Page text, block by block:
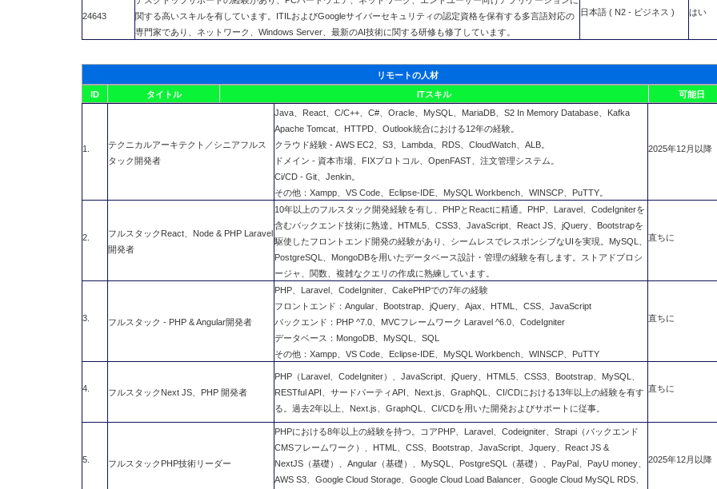
24643
関する高いスキルを有しています。ITILおよびGoogleサイバーセキュリティの認定資格を保有する多言語対応の
専門家であり、ネットワーク、Windows Server、最新のAI技術に関する研修も修了しています。
日本語 ( N2 - ビジネス ) はい
リモートの人材
ID
タイトル ITスキル 可能日
1.
テクニカルアーキテクト／シニアフルス
タック開発者
Java、React、C/C++、C#、Oracle、MySQL、MariaDB、S2 In Memory Database、Kafka
Apache Tomcat、HTTPD、Outlook統合における12年の経験。
クラウド経験 - AWS EC2、S3、Lambda、RDS、CloudWatch、ALB。
ドメイン - 資本市場、FIXプロトコル、OpenFAST、注文管理システム。
Ci/CD - Git、Jenkin。
その他：Xampp、VS Code、Eclipse-IDE、MySQL Workbench、WINSCP、PuTTY。
2025年12月以降
2.
フルスタックReact、Node & PHP Laravel
開発者
10年以上のフルスタック開発経験を有し、PHPとReactに精通。PHP、Laravel、CodeIgniterを
含むバックエンド技術に熟達。HTML5、CSS3、JavaScript、React JS、jQuery、Bootstrapを
駆使したフロントエンド開発の経験があり、シームレスでレスポンシブなUIを実現。MySQL、
PostgreSQL、MongoDBを用いたデータベース設計・管理の経験を有します。ストアドプロシ
ージャ、関数、複雑なクエリの作成に熟練しています。
直ちに
3. フルスタック - PHP & Angular開発者
PHP、Laravel、CodeIgniter、CakePHPでの7年の経験
フロントエンド：Angular、Bootstrap、jQuery、Ajax、HTML、CSS、JavaScript
バックエンド：PHP ^7.0、MVCフレームワーク Laravel ^6.0、CodeIgniter
データベース：MongoDB、MySQL、SQL
その他：Xampp、VS Code、Eclipse-IDE、MySQL Workbench、WINSCP、PuTTY
直ちに
4. フルスタックNext JS、PHP 開発者
PHP（Laravel、CodeIgniter）、JavaScript、jQuery、HTML5、CSS3、Bootstrap、MySQL、
RESTful API、サードパーティAPI、Next.js、GraphQL、CI/CDにおける13年以上の経験を有す
る。過去2年以上、Next.js、GraphQL、CI/CDを用いた開発およびサポートに従事。
直ちに
5. フルスタックPHP技術リーダー
PHPにおける8年以上の経験を持つ。コアPHP、Laravel、Codeigniter、Strapi（バックエンド
CMSフレームワーク）、HTML、CSS、Bootstrap、JavaScript、Jquery、React JS &
NextJS（基礎）、Angular（基礎）、MySQL、PostgreSQL（基礎）、PayPal、PayU money、
AWS S3、Google Cloud Storage、Google Cloud Load Balancer、Google Cloud MySQL RDS、
2025年12月以降